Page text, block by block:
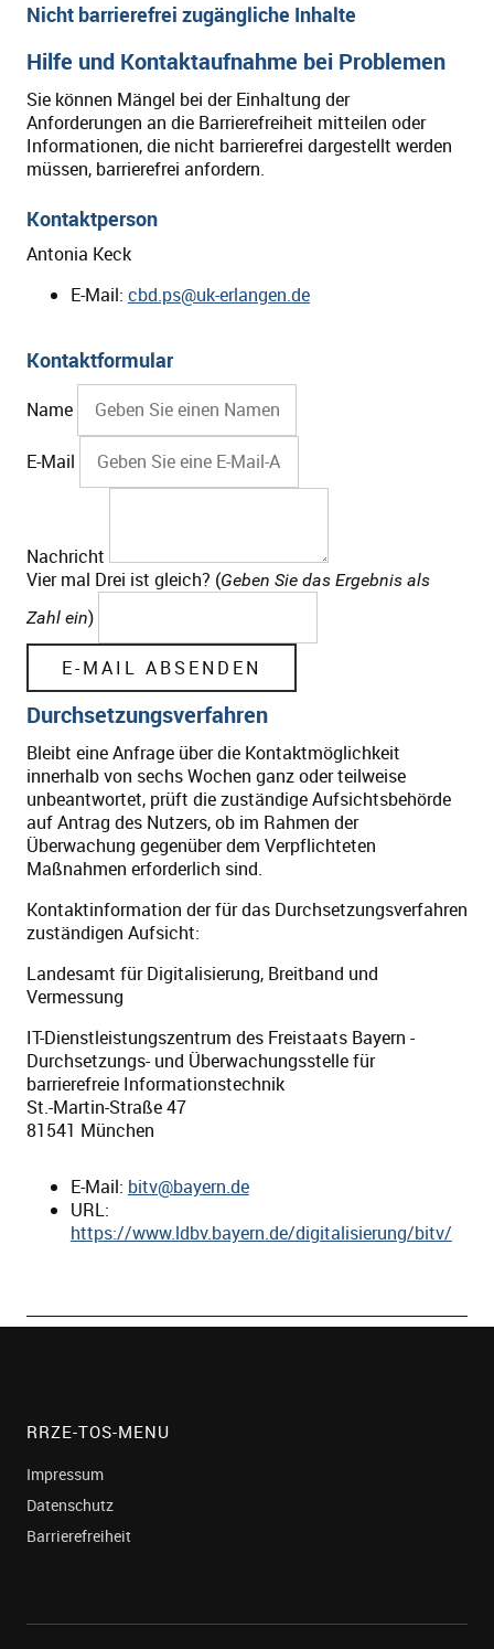
Nicht barrierefrei zugängliche Inhalte
Hilfe und Kontaktaufnahme bei Problemen
Sie können Mängel bei der Einhaltung der
Anforderungen an die Barrierefreiheit mitteilen oder
Informationen, die nicht barrierefrei dargestellt werden
müssen, barrierefrei anfordern.
Kontaktperson
Antonia Keck
E-Mail: cbd.ps@uk-erlangen.de
Kontaktformular
Name
E-Mail
Nachricht
Vier mal Drei ist gleich? (Geben Sie das Ergebnis als
Zahl ein)
Durchsetzungsverfahren
Bleibt eine Anfrage über die Kontaktmöglichkeit
innerhalb von sechs Wochen ganz oder teilweise
unbeantwortet, prüft die zuständige Aufsichtsbehörde
auf Antrag des Nutzers, ob im Rahmen der
Überwachung gegenüber dem Verpflichteten
Maßnahmen erforderlich sind.
Kontaktinformation der für das Durchsetzungsverfahren
zuständigen Aufsicht:
Landesamt für Digitalisierung, Breitband und
Vermessung
IT-Dienstleistungszentrum des Freistaats Bayern -
Durchsetzungs- und Überwachungsstelle für
barrierefreie Informationstechnik
St.-Martin-Straße 47
81541 München
E-Mail: bitv@bayern.de
URL:
https://www.ldbv.bayern.de/digitalisierung/bitv/
RRZE-TOS-MENU
Impressum
Datenschutz
Barrierefreiheit